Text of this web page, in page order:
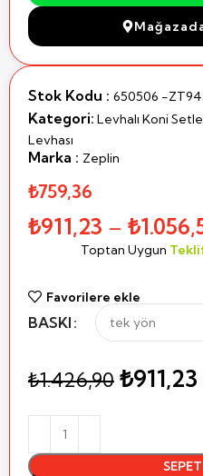
Stok Kodu : 650506 -
Kategori: Levhalı Koni
Levhası
Marka : Zeplin
₺759,36
₺911,23 – ₺
Toptan Uygun
Favorilere ekle
BASKI
₺1.426,90 ₺911,23